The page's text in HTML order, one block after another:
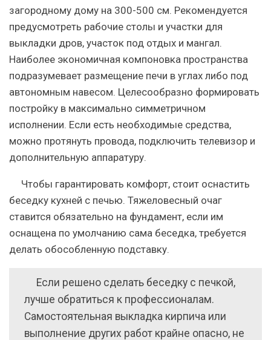
загородному дому на 300-500 см. Рекомендуется
предусмотреть рабочие столы и участки для
выкладки дров, участок под отдых и мангал.
Наиболее экономичная компоновка пространства
подразумевает размещение печи в углах либо под
автономным навесом. Целесообразно формировать
постройку в максимально симметричном
исполнении. Если есть необходимые средства,
можно протянуть провода, подключить телевизор и
дополнительную аппаратуру.
Чтобы гарантировать комфорт, стоит оснастить
беседку кухней с печью. Тяжеловесный очаг
ставится обязательно на фундамент, если им
оснащена по умолчанию сама беседка, требуется
делать обособленную подставку.
Если решено сделать беседку с печкой,
лучше обратиться к профессионалам.
Самостоятельная выкладка кирпича или
выполнение других работ крайне опасно, не